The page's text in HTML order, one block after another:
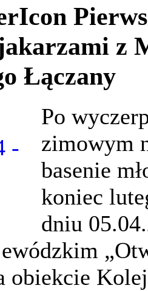
z
Łączany
Po
zimowym
basenie
koniec
dniu
obiekcie